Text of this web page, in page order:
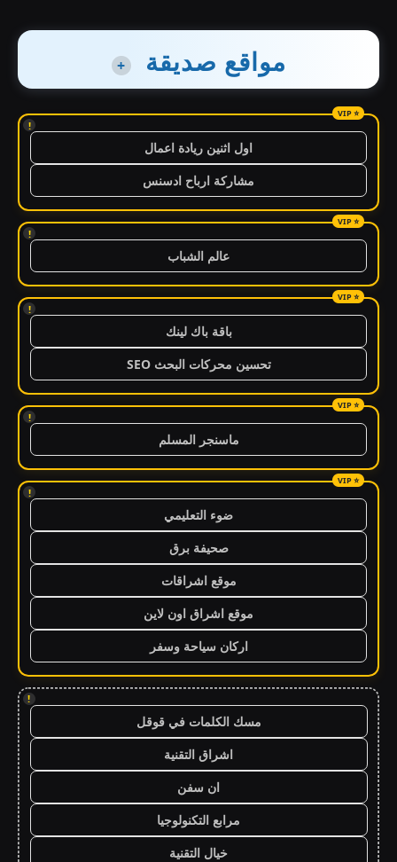
مواقع صديقة +
!
اول اثنين ريادة اعمال
مشاركة ارباح ادسنس
!
عالم الشباب
!
باقة باك لينك
تحسين محركات البحث SEO
!
ماسنجر المسلم
!
ضوء التعليمي
صحيفة برق
موقع اشراقات
موقع اشراق اون لاين
اركان سياحة وسفر
!
مسك الكلمات في قوقل
اشراق التقنية
ان سفن
مرابع التكنولوجيا
خيال التقنية